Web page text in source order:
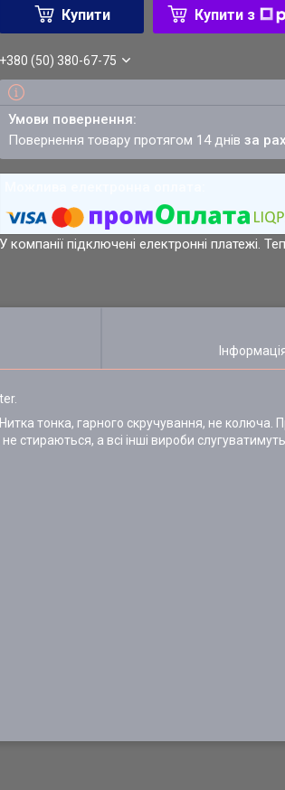
Купити Купити з
+380 (50) 380-67-75
повернення товару протягом 14 днівза
У компанії підключені електронні платежі.
тонка, гарного скручування, не колюча.
стираються, а всі інші вироби